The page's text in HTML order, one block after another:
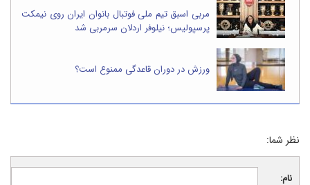
مربی اسبق تیم ملی فوتبال بانوان ایران روی نیمکت
پرسپولیس؛ نیلوفر اردلان سرمربی شد
ورزش در دوران قاعدگی ممنوع است؟
نظر شما:
نام: